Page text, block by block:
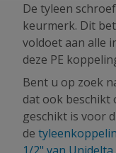
De tyleen
keurmerk. Dit
voldoet aan alle
deze PE
Bent u op zoek
dat ook beschikt
geschikt is voor
de